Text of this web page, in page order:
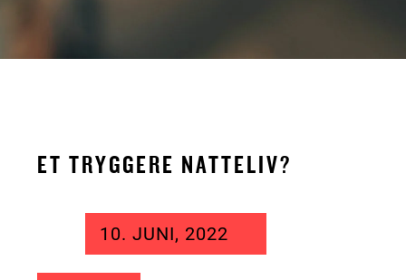
ET TRYGGERE NATTELIV?
10. JUNI, 2022